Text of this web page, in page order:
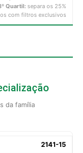
Quartil: separa os 25%
com filtros exclusivos
da família
2141-15